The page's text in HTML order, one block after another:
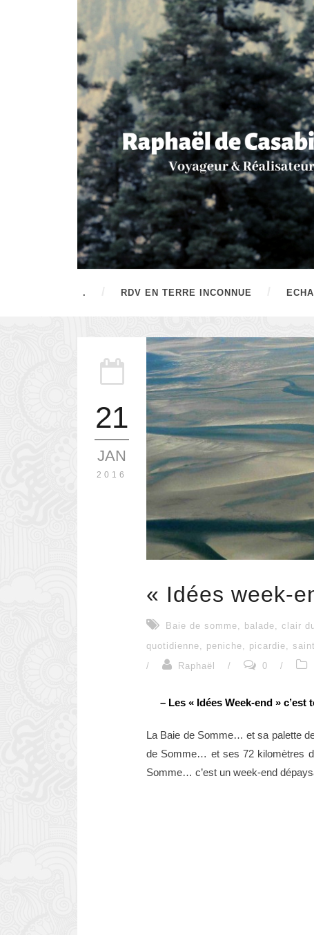
. RDV EN TERRE INCONNUE
21
JAN
2016
« Idées week-
Baie de somme, balade, clair
quotidienne, peniche, picardie,
/
Raphaël / 0 /
– Les « Idées Week-end »
La Baie de Somme… et sa palette
de Somme… et ses 72 kilomètres
Somme… c’est un week-end